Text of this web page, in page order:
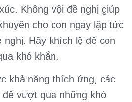
Không vội đề nghị giúp
cho con ngay lập tức
nghị. Hãy khích lệ để con
khó khắn.
khả năng thích ứng, các
để vượt qua những khó